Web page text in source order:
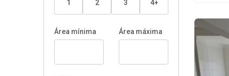
1 2 3 4+
Área mínima Área máxima